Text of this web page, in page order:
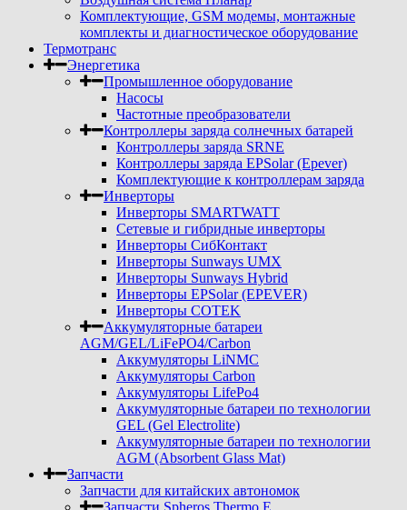
Комплектующие, GSM модемы, монтажные
комплекты и диагностическое оборудование
Термотранс
Энергетика
Промышленное оборудование
Насосы
Частотные преобразователи
Контроллеры заряда солнечных батарей
Контроллеры заряда SRNE
Контроллеры заряда EPSolar (Epever)
Комплектующие к контроллерам заряда
Инверторы
Инверторы SMARTWATT
Сетевые и гибридные инверторы
Инверторы СибКонтакт
Инверторы Sunways UMX
Инверторы Sunways Hybrid
Инверторы EPSolar (EPEVER)
Инверторы COTEK
Аккумуляторные батареи
AGM/GEL/LiFePO4/Carbon
Аккумуляторы LiNMC
Аккумуляторы Carbon
Аккумуляторы LifePo4
Аккумуляторные батареи по технологии
GEL (Gel Electrolite)
Аккумуляторные батареи по технологии
AGM (Absorbent Glass Mat)
Запчасти
Запчасти для китайских автономок
Запчасти Spheros Thermo E